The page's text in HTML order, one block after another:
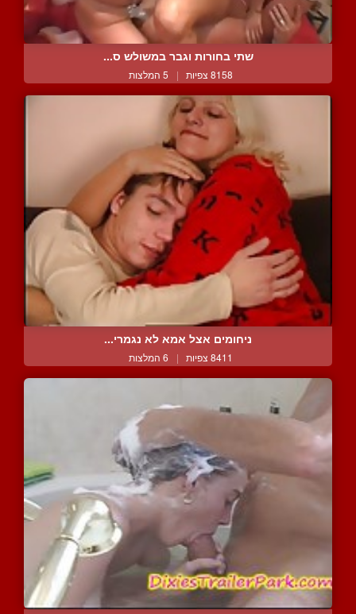
שתי בחורות וגבר במשולש ס...
8158 צפיות | 5 המלצות
ניחומים אצל אמא לא נגמרי...
8411 צפיות | 6 המלצות